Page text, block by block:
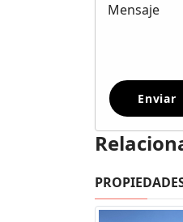
Mensaje
Enviar